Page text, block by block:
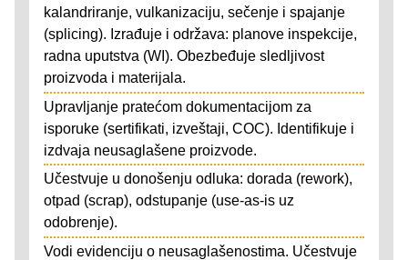
kalandriranje, vulkanizaciju, sečenje i spajanje
(splicing). Izrađuje i održava: planove inspekcije,
radna uputstva (WI). Obezbeđuje sledljivost
proizvoda i materijala.
Upravljanje pratećom dokumentacijom za
isporuke (sertifikati, izveštaji, COC). Identifikuje i
izdvaja neusaglašene proizvode.
Učestvuje u donošenju odluka: dorada (rework),
otpad (scrap), odstupanje (use-as-is uz
odobrenje).
Vodi evidenciju o neusaglašenostima. Učestvuje